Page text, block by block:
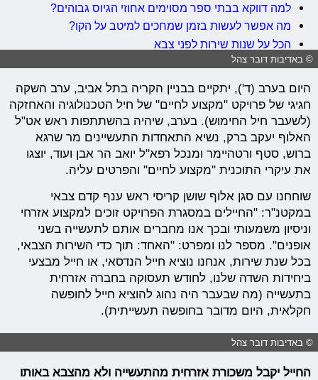
למה דווקא בבתי ספר מסוימים אחוזי הגיוס גבוהים?
מה אפשר לעשות בזמן שמחכים למיטב על הקו?
הכל על שנות שירות לפני צבא
© באדיבות דובר צהל
היום בערב (ד'), יתקיים בבניין הקריה בתל אביב, ערב השקה
חגיגי של פרויקט "מקצוע לחיים" של חיל הטכנולוגיה והאחזקה
(לשעבר חיל החימוש). בערב, שיהיה בהשתתפות ראש אט"ל
האלוף יעקב ברק, נשיא התאחדות התעשיינים מר שרגא
ברוש, סטף ורטהיימר ומנכל רפא"ל יואב הר אבן ועוד, יוצגו
את עיקרי התוכנית "מקצוע לחיים" והפרטים עליה.
שוחחנו עם סגן אלוף שושן קריסי ראש ענף קדם צבאי
במקטנ"ר: "החיילים במסגרת הפרויקט זוכים למקצוע אזרחי
וניסיון משמעותי ובכך אנו מחברים אותם לתעשייה בשני
אופנים". מספר לנו ומפרט: "האחד: תוך כדי השירות הצבאי,
בכל שנת שירות, אנחנו נוציא חייל הנדסאי, או חייל מבצעי
ביחידות השדה שלנו, לחודש תעסוקה בחברה אזרחית
בתעשייה (מה שבעבר היה נהוג להוציא חייל לחופשה
חקלאית, היום מדובר בחופשה תעשייתית).
© באדיבות דובר צהל
החייל יקבל משכורת אזרחית מהתעשייה ולא מהצבא באותו